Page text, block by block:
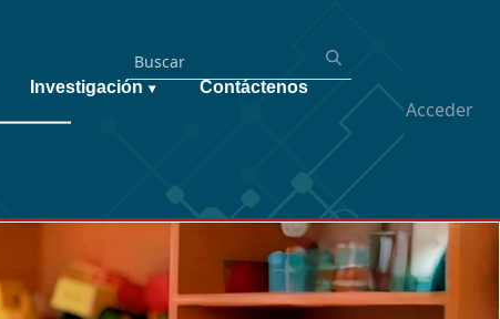
Acceder
Investigación ▾ Contáctenos